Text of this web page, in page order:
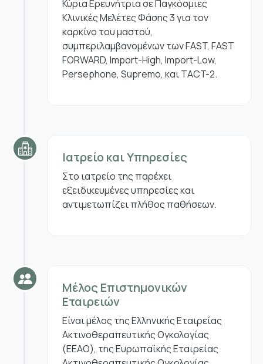
Κύρια Ερευνήτρια σε Παγκόσμιες
Κλινικές Μελέτες Φάσης 3 για τον
καρκίνο του μαστού,
συμπεριλαμβανομένων των FAST, FAST
FORWARD, Import-High, Import-Low,
Persephone, Supremo, και TACT-2.
Ιατρείο και Υπηρεσίες
Στο ιατρείο της παρέχει
εξειδικευμένες υπηρεσίες και
αντιμετωπίζει πλήθος παθήσεων.
Μέλος Επιστημονικών
Εταιρειών
Είναι μέλος της Ελληνικής Εταιρείας
Ακτινοθεραπευτικής Ογκολογίας
(ΕΕΑΟ), της Ευρωπαϊκής Εταιρείας